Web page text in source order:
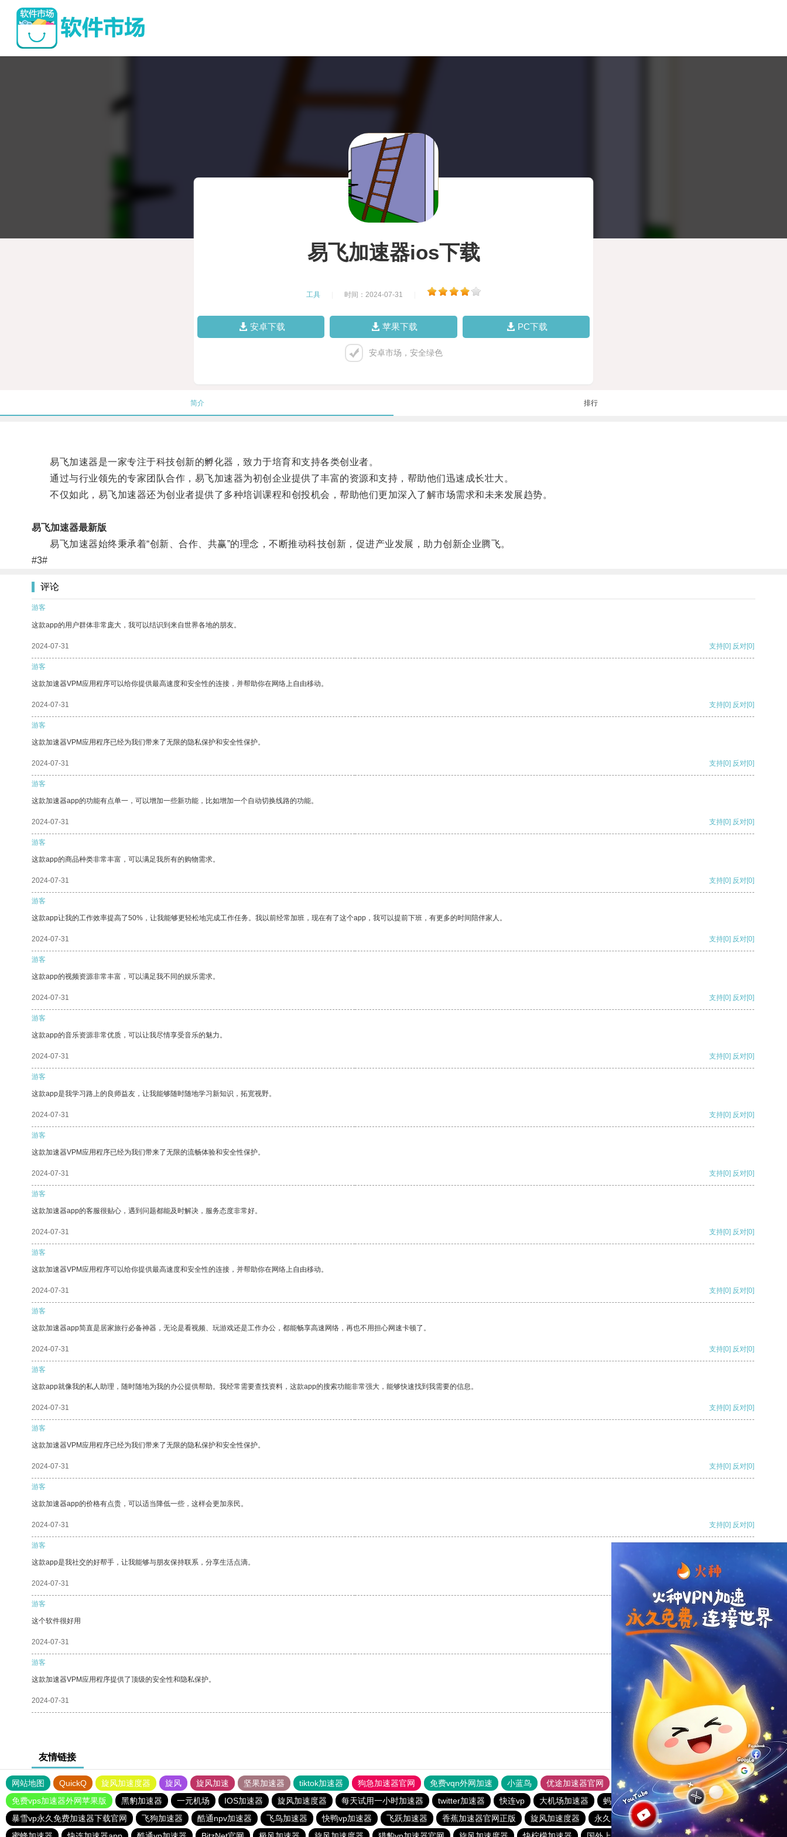
易飞加速器ios下载
工具 时间：2024-07-31
安卓下载 苹果下载 PC下载
安卓市场，安全绿色
简介 排行
易飞加速器是一家专注于科技创新的孵化器，致力于培育和支持各类创业者。
通过与行业领先的专家团队合作，易飞加速器为初创企业提供了丰富的资源和支持，帮助他们迅速成长壮大。
不仅如此，易飞加速器还为创业者提供了多种培训课程和创投机会，帮助他们更加深入了解市场需求和未来发展趋势。
易飞加速器最新版
易飞加速器始终秉承着“创新、合作、共赢”的理念，不断推动科技创新，促进产业发展，助力创新企业腾飞。
#3#
评论
游客
这款app的用户群体非常庞大，我可以结识到来自世界各地的朋友。
2024-07-31 支持[0] 反对[0]
游客
这款加速器VPM应用程序可以给你提供最高速度和安全性的连接，并帮助你在网络上自由移动。
2024-07-31 支持[0] 反对[0]
游客
这款加速器VPM应用程序已经为我们带来了无限的隐私保护和安全性保护。
2024-07-31 支持[0] 反对[0]
游客
这款加速器app的功能有点单一，可以增加一些新功能，比如增加一个自动切换线路的功能。
2024-07-31 支持[0] 反对[0]
游客
这款app的商品种类非常丰富，可以满足我所有的购物需求。
2024-07-31 支持[0] 反对[0]
游客
这款app让我的工作效率提高了50%，让我能够更轻松地完成工作任务。我以前经常加班，现在有了这个app，我可以提前下班，有更多的时间陪伴家人。
2024-07-31 支持[0] 反对[0]
游客
这款app的视频资源非常丰富，可以满足我不同的娱乐需求。
2024-07-31 支持[0] 反对[0]
游客
这款app的音乐资源非常优质，可以让我尽情享受音乐的魅力。
2024-07-31 支持[0] 反对[0]
游客
这款app是我学习路上的良师益友，让我能够随时随地学习新知识，拓宽视野。
2024-07-31 支持[0] 反对[0]
游客
这款加速器VPM应用程序已经为我们带来了无限的流畅体验和安全性保护。
2024-07-31 支持[0] 反对[0]
游客
这款加速器app的客服很贴心，遇到问题都能及时解决，服务态度非常好。
2024-07-31 支持[0] 反对[0]
游客
这款加速器VPM应用程序可以给你提供最高速度和安全性的连接，并帮助你在网络上自由移动。
2024-07-31 支持[0] 反对[0]
游客
这款加速器app简直是居家旅行必备神器，无论是看视频、玩游戏还是工作办公，都能畅享高速网络，再也不用担心网速卡顿了。
2024-07-31 支持[0] 反对[0]
游客
这款app就像我的私人助理，随时随地为我的办公提供帮助。我经常需要查找资料，这款app的搜索功能非常强大，能够快速找到我需要的信息。
2024-07-31 支持[0] 反对[0]
游客
这款加速器VPM应用程序已经为我们带来了无限的隐私保护和安全性保护。
2024-07-31 支持[0] 反对[0]
游客
这款加速器app的价格有点贵，可以适当降低一些，这样会更加亲民。
2024-07-31 支持[0] 反对[0]
游客
这款app是我社交的好帮手，让我能够与朋友保持联系，分享生活点滴。
2024-07-31
游客
这个软件很好用
2024-07-31 反对
游客
这款加速器VPM应用程序提供了顶级的安全性和隐私保护。
2024-07-31 反对[0]
友情链接
网站地图 QuickQ 旋风加速度器 旋风 旋风加速 坚果加速器 tiktok加速器 狗急加速器官网 免费vqn外网加速 小蓝鸟 优途加速器官网 风驰加速器 旋风加速器
八戒看书
免费vps加速器外网苹果版
黑豹加速器 一元机场 IOS加速器 旋风加速度器 每天试用一小时加速器 twitter加速器 快连vp 大机场加速器
蚂蚁vp加速器官网
暴雪vp永久免费加速器下载官网
飞狗加速器 酷通npv加速器 飞鸟加速器 快鸭vp加速器 飞跃加速器 香蕉加速器官网正版 旋风加速度器 永久免费vqn加速外网
蓝鲸加速器